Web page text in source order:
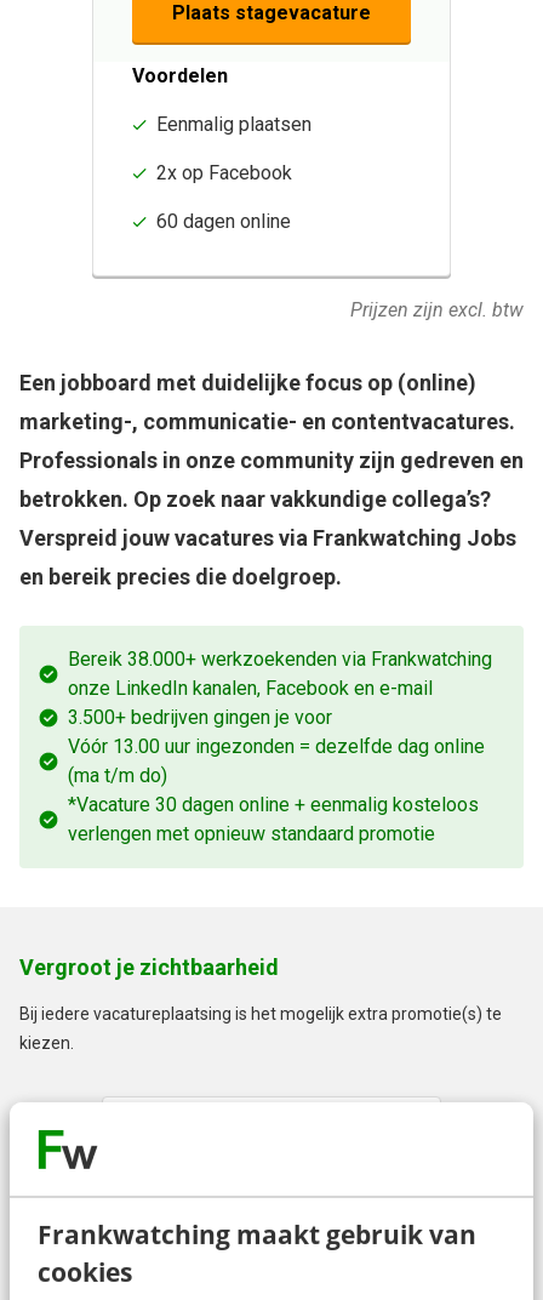
Frankwatching maakt gebruik van
cookies
Plaats stagevacature
Voordelen
Eenmalig plaatsen
2x op Facebook
60 dagen online
Prijzen zijn excl. btw
Een jobboard met duidelijke focus op (online)
marketing-, communicatie- en contentvacatures.
Professionals in onze community zijn gedreven en
betrokken. Op zoek naar vakkundige collega’s?
Verspreid jouw vacatures via Frankwatching Jobs
en bereik precies die doelgroep.
Bereik 38.000+ werkzoekenden via Frankwatching
onze LinkedIn kanalen, Facebook en e-mail
3.500+ bedrijven gingen je voor
Vóór 13.00 uur ingezonden = dezelfde dag online
(ma t/m do)
*Vacature 30 dagen online + eenmalig kosteloos
verlengen met opnieuw standaard promotie
Vergroot je zichtbaarheid
Bij iedere vacatureplaatsing is het mogelijk extra promotie(s) te
kiezen.
+ 255